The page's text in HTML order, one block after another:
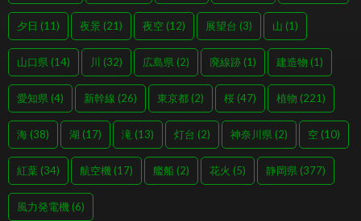
夕日 (11) 夜景 (21) 夜空 (12) 展望台 (3) 山 (1)
山口県 (14) 川 (32) 広島県 (2) 廃線跡 (1) 建造物 (1)
愛知県 (4) 新幹線 (26) 東京都 (2) 桜 (47) 植物 (221)
海 (38) 湖 (17) 滝 (13) 灯台 (2) 神奈川県 (2) 空 (10)
紅葉 (34) 航空機 (17) 艦船 (2) 花火 (5) 静岡県 (377)
風力発電機 (6)